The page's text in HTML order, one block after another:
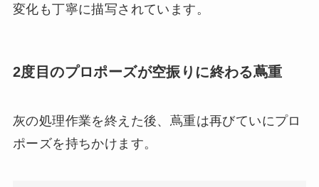
変化も丁寧に描写されています。
2度目のプロポーズが空振りに終わる蔦重
灰の処理作業を終えた後、蔦重は再びていにプロ
ポーズを持ちかけます。